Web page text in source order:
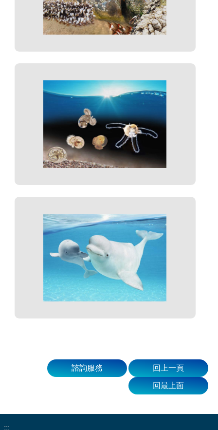
諮詢服務 回上一頁
回最上面
:::